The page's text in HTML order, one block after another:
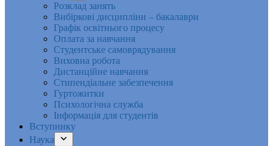
Розклад занять
Вибіркові дисципліни – бакалаври
Графік освітнього процесу
Оплата за навчання
Студентське самоврядування
Виховна робота
Дистанційне навчання
Стипендіальне забезпечення
Гуртожитки
Психологічна служба
Інформація для студентів
Вступнику
Наука